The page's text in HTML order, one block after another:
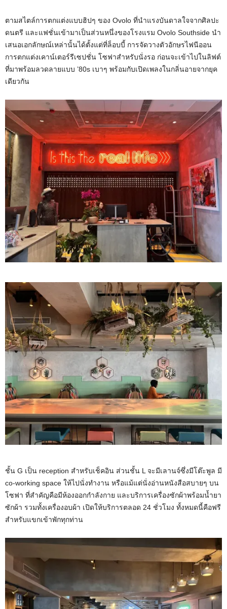
ตามสไตล์การตกแต่งแบบฮิปๆ ของ Ovolo ที่นำแรงบันดาลใจจากศิลปะ
ดนตรี และแฟชั่นเข้ามาเป็นส่วนหนึ่งของโรงแรม Ovolo Southside นำ
เสนอเอกลักษณ์เหล่านั้นได้ตั้งแต่ที่ล็อบบี้ การจัดวางตัวอักษรไฟนีออน
การตกแต่งเคาน์เตอร์รีเซปชั่น โซฟาสำหรับนั่งรอ ก่อนจะเข้าไปในลิฟต์
ที่มาพร้อมลวดลายแบบ ’80s เบาๆ พร้อมกับเปิดเพลงในกลิ่นอายจากยุค
เดียวกัน
ชั้น G เป็น reception สำหรับเช็คอิน ส่วนชั้น L จะมีเลานจ์ซึ่งมีโต๊ะพูล มี
co-working space ให้ไปนั่งทำงาน หรือแม้แต่นั่งอ่านหนังสือสบายๆ บน
โซฟา ที่สำคัญคือมีห้องออกกำลังกาย และบริการเครื่องซักผ้าพร้อมน้ำยา
ซักผ้า รวมทั้งเครื่องอบผ้า เปิดให้บริการตลอด 24 ชั่วโมง ทั้งหมดนี้คือฟรี
สำหรับแขกเข้าพักทุกท่าน